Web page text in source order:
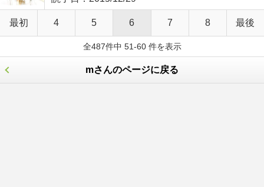
最初 4 5 6 7 8 最後
全487件中 51-60 件を表示
mさんのページに戻る